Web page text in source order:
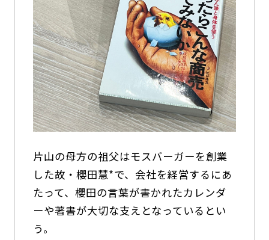
片山の母方の祖父はモスバーガーを創業
した故・櫻田慧*で、会社を経営するにあ
たって、櫻田の言葉が書かれたカレンダ
ーや著書が大切な支えとなっているとい
う。